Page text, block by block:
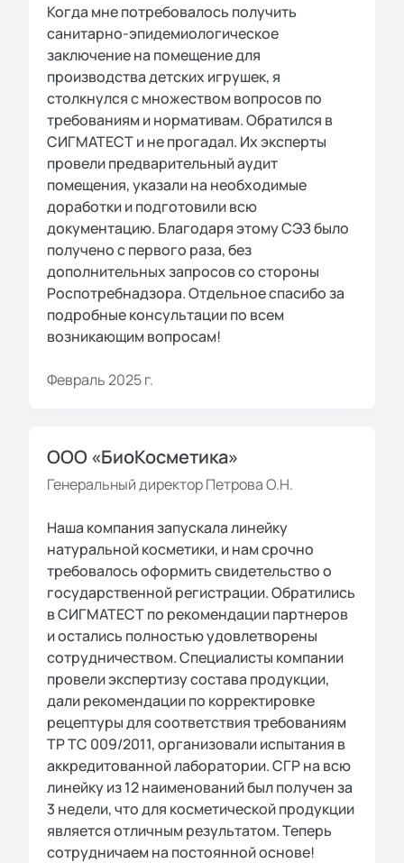
Когда мне потребовалось получить
санитарно-эпидемиологическое
заключение на помещение для
производства детских игрушек, я
столкнулся с множеством вопросов по
требованиям и нормативам. Обратился в
СИГМАТЕСТ и не прогадал. Их эксперты
провели предварительный аудит
помещения, указали на необходимые
доработки и подготовили всю
документацию. Благодаря этому СЭЗ было
получено с первого раза, без
дополнительных запросов со стороны
Роспотребнадзора. Отдельное спасибо за
подробные консультации по всем
возникающим вопросам!
Февраль 2025 г.
ООО «БиоКосметика»
Генеральный директор Петрова О.Н.
Наша компания запускала линейку
натуральной косметики, и нам срочно
требовалось оформить свидетельство о
государственной регистрации. Обратились
в СИГМАТЕСТ по рекомендации партнеров
и остались полностью удовлетворены
сотрудничеством. Специалисты компании
провели экспертизу состава продукции,
дали рекомендации по корректировке
рецептуры для соответствия требованиям
ТР ТС 009/2011, организовали испытания в
аккредитованной лаборатории. СГР на всю
линейку из 12 наименований был получен за
3 недели, что для косметической продукции
является отличным результатом. Теперь
сотрудничаем на постоянной основе!